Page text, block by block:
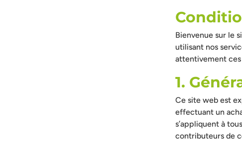
Bienvenue sur le
utilisant nos
attentivement ces
1.
Ce site web est
effectuant un
s’appliquent à
contributeurs de